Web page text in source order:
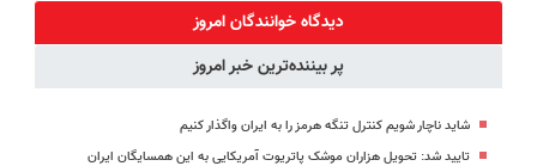
رایگان+پرداخت
اقساطی😍
◗پرسش‌نامه◖
دیدگاه خوانندگان امروز
پر بیننده‌ترین خبر امروز
شاید ناچار شویم کنترل تنگه هرمز را به ایران واگذار کنیم
تایید شد: تحویل هزاران موشک پاتریوت آمریکایی به این همسایگان ایران